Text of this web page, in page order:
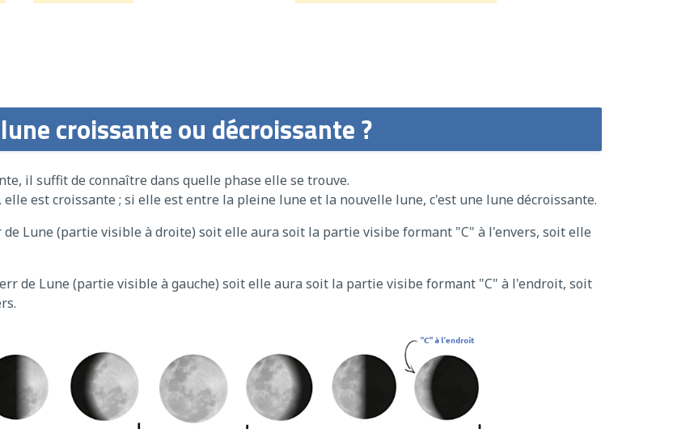
croissante ou décroissante ?
il suffit de connaître dans quelle phase elle se trouve.
est croissante ; si elle est entre la pleine lune et la nouvelle lune, c'est une lune décroissante.
Lune (partie visible à droite) soit elle aura soit la partie visibe formant "C" à l'envers, soit elle
de Lune (partie visible à gauche) soit elle aura soit la partie visibe formant "C" à l'endroit, soit